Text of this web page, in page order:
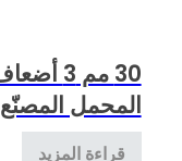
المحمل المصنّع
قراءة المزيد